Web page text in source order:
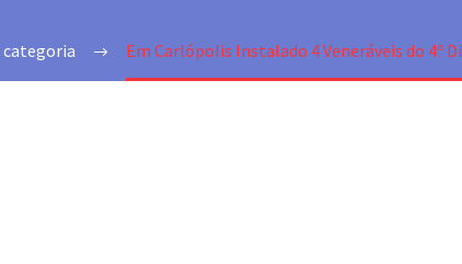
categoria Em Carlópolis Instalado 4 Veneráveis do 4º